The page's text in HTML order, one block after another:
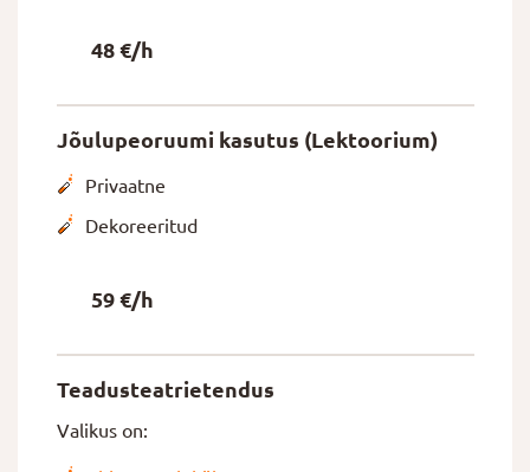
48 €/h
Jõulupeoruumi kasutus (Lektoorium)
Privaatne
Dekoreeritud
59 €/h
Teadusteatrietendus
Valikus on: